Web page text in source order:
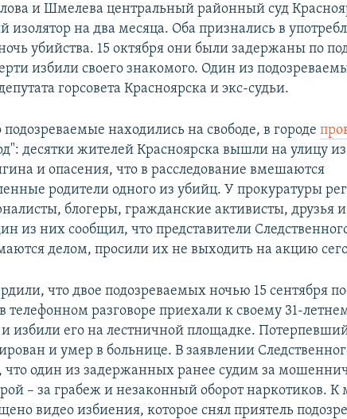
и Шмелева центральный районный суд
изолятор на два месяца. Оба признались в
убийства. 15 октября они были задержаны по
избили своего знакомого. Один из
горсовета Красноярска и экс-судьи.
подозреваемые находились на свободе, в городе
десятки жителей Красноярска вышли на улицу
и опасения, что в расследование вмешаются
родители одного из убийц. У прокуратуры
блогеры, гражданские активисты, друзья
из них сообщил, что представители
делом, просили их не выходить на акцию
что двое подозреваемых ночью 15 сентября
телефонном разговоре приехали к своему 31-
избили его на лестничной площадке.
и умер в больнице. В заявлении
что один из задержанных ранее судим за
– за грабеж и незаконный оборот наркотиков. К
видео избиения, которое снял приятель